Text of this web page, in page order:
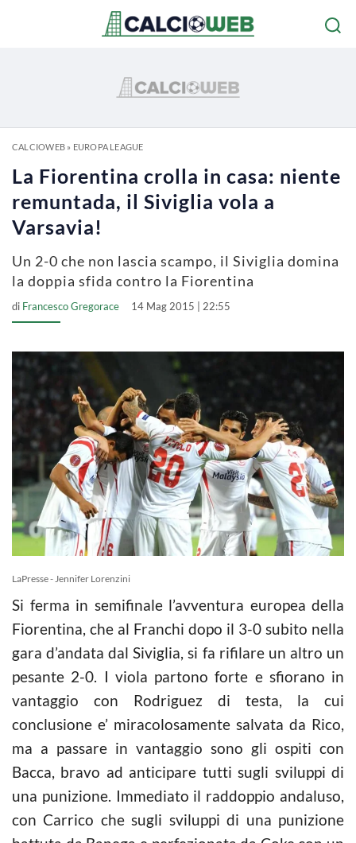
CALCIOWEB» EUROPA LEAGUE
La Fiorentina crolla in casa: niente
remuntada, il Siviglia vola a
Varsavia!
Un 2-0 che non lascia scampo, il Siviglia domina
la doppia sfida contro la Fiorentina
di Francesco Gregorace 14 Mag 2015 | 22:55
LaPresse - Jennifer Lorenzini
Si ferma in semifinale l’avventura europea della
Fiorentina, che al Franchi dopo il 3-0 subito nella
gara d’andata dal Siviglia, si fa rifilare un altro un
pesante 2-0. I viola partono forte e sfiorano in
vantaggio con Rodriguez di testa, la cui
conclusione e’ miracolosamente salvata da Rico,
ma a passare in vantaggio sono gli ospiti con
Bacca, bravo ad anticipare tutti sugli sviluppi di
una punizione. Immediato il raddoppio andaluso,
con Carrico che sugli sviluppi di una punizione